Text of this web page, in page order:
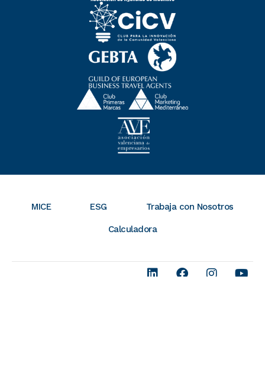
MICE ESG Trabaja con Nosotros
Calculadora